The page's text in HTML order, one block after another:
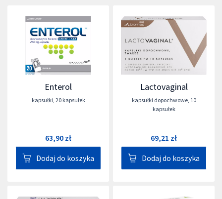
Enterol
kapsułki, 20 kapsułek
63,90 zł
Dodaj do koszyka
Lactovaginal
kapsułki dopochwowe, 10
kapsułek
69,21 zł
Dodaj do koszyka